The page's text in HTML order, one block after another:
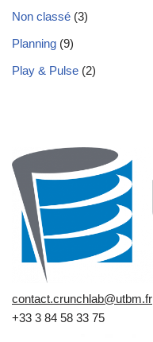
Non classé (3)
Planning (9)
Play & Pulse (2)
contact.crunchlab@utbm.fr
+33 3 84 58 33 75